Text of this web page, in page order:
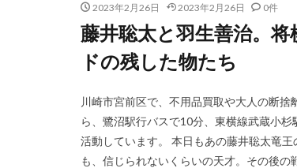
2023年2月26日 2023年2月26日 0件
藤井聡太と羽生善治。
ドの残した物たち
川崎市宮前区で、不用品買取や大人の断
ら、鷺沼駅行バスで10分、東横線武蔵小
活動しています。 本日もあの藤井聡太竜
も、信じられないくらいの天才。その後